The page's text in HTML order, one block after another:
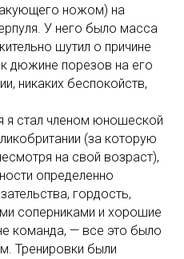
ножом) на
У него было масса
шутил о причине
дюжине порезов на его
никаких беспокойств,
я стал членом юношеской
(за которую
на свой возраст),
определенно
гордость,
соперниками и хорошие
команда, — все это было
Тренировки были